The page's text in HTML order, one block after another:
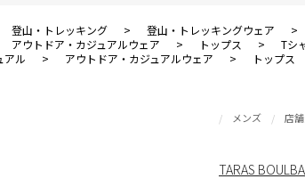
登山・トレッキング > 登山・トレッキングウェア >
アウトドア・カジュアルウェア > トップス > Tシ
アル > アウトドア・カジュアルウェア > トップス
メンズ 店
TARAS